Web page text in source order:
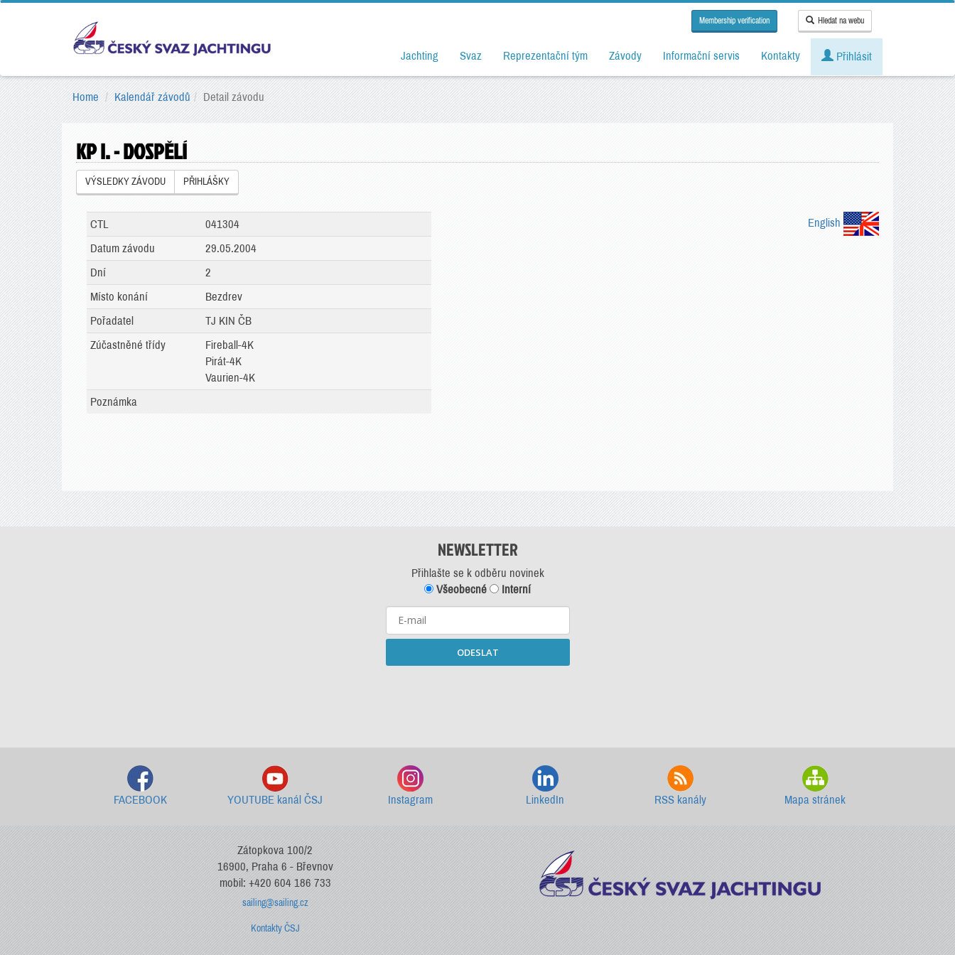
Membership verification Hledat na webu
Jachting Svaz Reprezentační tým Závody Informační servis Kontakty Přihlásit
Home Kalendář závodů Detail závodu
KP I. - DOSPĚLÍ
VÝSLEDKY ZÁVODU PŘIHLÁŠKY
English
CTL
041304
Datum závodu
29.05.2004
Dní
2
Místo konání
Bezdrev
Pořadatel
TJ KIN ČB
Zúčastněné třídy
Fireball-4K
Pirát-4K
Vaurien-4K
Poznámka
NEWSLETTER
Přihlašte se k odběru novinek
Všeobecné
Interní
ODESLAT
FACEBOOK YOUTUBE kanál ČSJ Instagram LinkedIn RSS kanály Mapa stránek
Zátopkova 100/2
16900, Praha 6 - Břevnov
mobil: +420 604 186 733
sailing@sailing.cz
Kontakty ČSJ